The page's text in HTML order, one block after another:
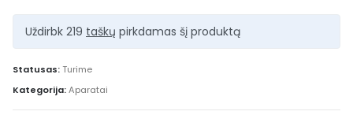
Uždirbk 219 taškų pirkdamas šį produktą
Statusas:Turime
Kategorija:Aparatai